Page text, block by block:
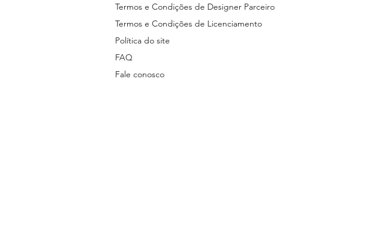
Termos e Condições de Designer Parceiro
Termos e Condições de Licenciamento
Política do site
FAQ
Fale conosco